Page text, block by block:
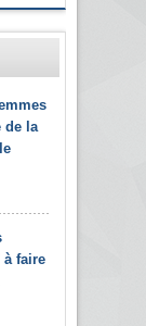
de la
faire